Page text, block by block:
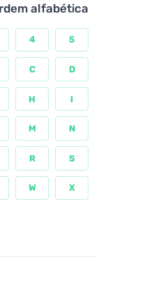
alfabética
4 5
C D
H I
M N
R S
W X